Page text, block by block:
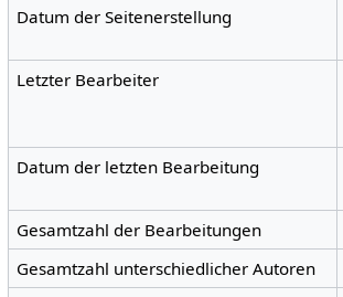
Datum der Seitenerstellung
Letzter Bearbeiter
Datum der letzten Bearbeitung
Gesamtzahl der Bearbeitungen
Gesamtzahl unterschiedlicher Autoren